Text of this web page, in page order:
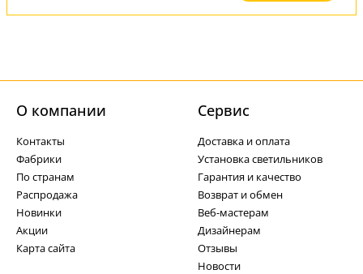
О компании
Контакты
Фабрики
По странам
Распродажа
Новинки
Акции
Карта сайта
Cервис
Доставка и оплата
Установка светильников
Гарантия и качество
Возврат и обмен
Веб-мастерам
Дизайнерам
Отзывы
Новости